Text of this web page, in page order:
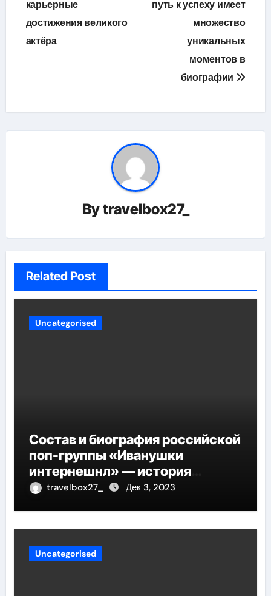
карьерные
достижения великого
актёра
путь к успеху имеет
множество
уникальных
моментов в
биографии
Bytravelbox27_
Related Post
Uncategorised
Состав и биография российской
поп-группы «Иванушки
интернешнл» — история
успеха, музыка и судьбы
travelbox27_ Дек 3, 2023
Uncategorised